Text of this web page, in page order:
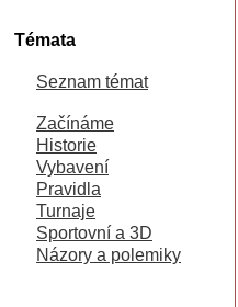
Témata
Seznam témat
Začínáme
Historie
Vybavení
Pravidla
Turnaje
Sportovní a 3D
Názory a polemiky